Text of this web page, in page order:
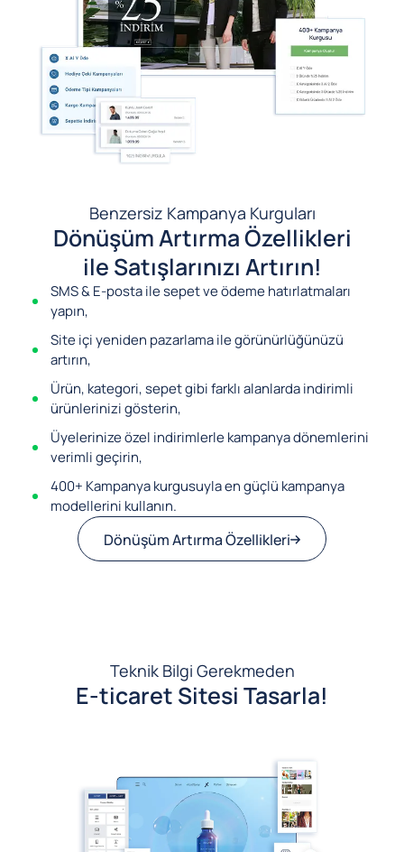
Benzersiz Kampanya Kurguları
Dönüşüm Artırma Özellikleri
ile Satışlarınızı Artırın!
SMS & E-posta ile sepet ve ödeme hatırlatmaları
yapın,
Site içi yeniden pazarlama ile görünürlüğünüzü
artırın,
Ürün, kategori, sepet gibi farklı alanlarda indirimli
ürünlerinizi gösterin,
Üyelerinize özel indirimlerle kampanya dönemlerini
verimli geçirin,
400+ Kampanya kurgusuyla en güçlü kampanya
modellerini kullanın.
Dönüşüm Artırma Özellikleri
Teknik Bilgi Gerekmeden
E-ticaret Sitesi Tasarla!